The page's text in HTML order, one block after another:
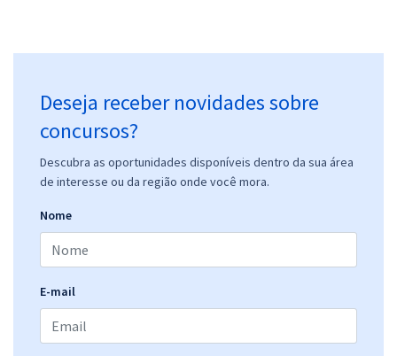
IBGE - Instituto Brasileiro de Geografia e Estatística (Temporário) -
R$ 118,80à vista
Comprar
Treinamento Intensivo para IBGE - Instituto Brasileiro de Geografia e
R$ 159,92à vista
Economize R$ 39,98 (-20%)
Deseja receber novidades sobre
concursos?
Descubra as oportunidades disponíveis dentro da sua área
de interesse ou da região onde você mora.
Nome
E-mail